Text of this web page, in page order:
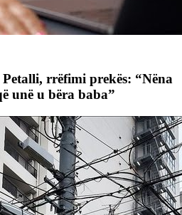
rrëfimi prekës: “Nëna
unë u bëra baba”